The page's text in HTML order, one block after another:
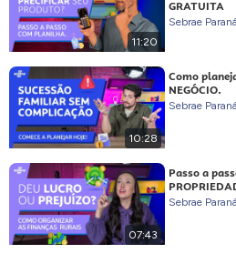
11:20
GRATUITA
Sebrae Paraná
10:28
Como
NEGÓCIO.
Sebrae Paraná
07:43
Passo a
Sebrae Paraná